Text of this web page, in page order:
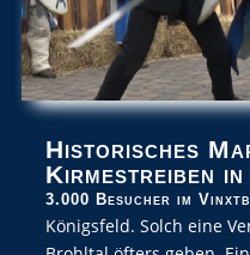
Historisches
Kirmestreiben
3.000 Besucher im
Königsfeld. Solch eine